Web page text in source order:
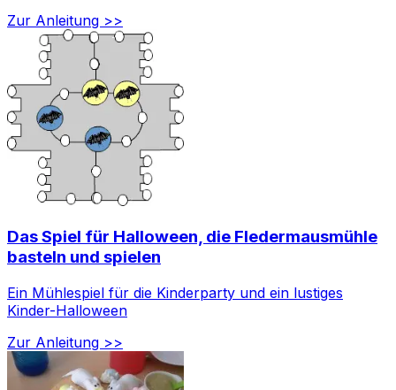
Zur Anleitung >>
Das Spiel für Halloween, die Fledermausmühle
basteln und spielen
Ein Mühlespiel für die Kinderparty und ein lustiges
Kinder-Halloween
Zur Anleitung >>